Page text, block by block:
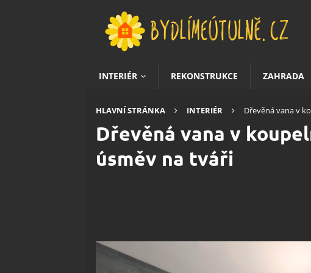
INTERIÉR REKONSTRUKCE ZAHRADA
HLAVNÍ STRÁNKA INTERIÉR Dřevěná vana v
Dřevěná vana v
úsměv na tváři